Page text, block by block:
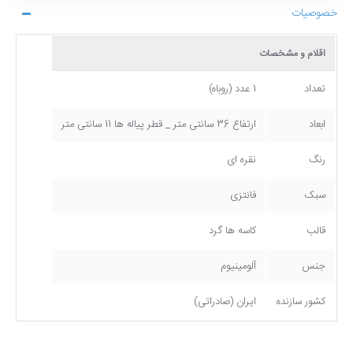
خصوصیات
اقلام و مشخصات
تعداد 1 عدد (روباه)
ابعاد ارتفاع 36 سانتی متر _ قطر پیاله ها 11 سانتی متر
رنگ نقره ای
سبک فانتزی
قالب کاسه ها گرد
جنس آلومینیوم
کشور سازنده ایران (صادراتی)